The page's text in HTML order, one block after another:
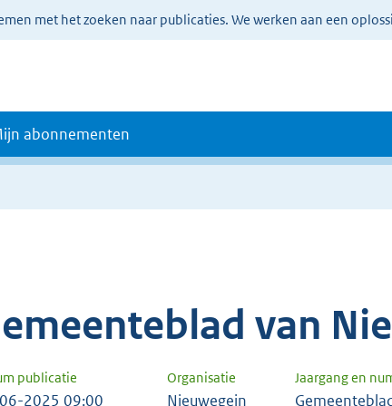
met het zoeken naar publicaties. We werken aan een
abonnementen
van
publicatie Organisatie Jaargang en
2025 09:00 Nieuwegein